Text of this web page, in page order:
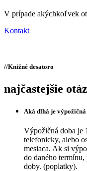
V prípade akýchkoľvek
Kontakt
//Knižné desatoro
najčastejšie
Aká dlhá je výpožičná
Výpožičná doba je
telefonicky, alebo
mesiaca. Ak si
do daného
doby. (poplatky).